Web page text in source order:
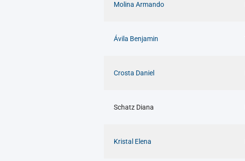
Molina Armando
Ávila Benjamin
Crosta Daniel
Schatz Diana
Kristal Elena